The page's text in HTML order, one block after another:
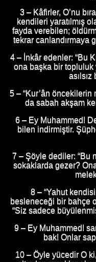
3 – Kâfirler, O’nu
kendileri yaratılmış
fayda verebilen;
tekrar canlandırmaya
4 – İnkâr edenler: “Bu
ona başka bir topluluk
5 – “Kur’ân öncekilerin
da sabah akşam
6 – Ey Muhammed!
bilen indirmiştir.
7 – Şöyle dediler: “Bu
sokaklarda gezer?
8 – “Yahut
besleneceği bir bahçe
“Siz sadece
9 – Ey Muhammed!
bak! Onlar
10 – Öyle yücedir O